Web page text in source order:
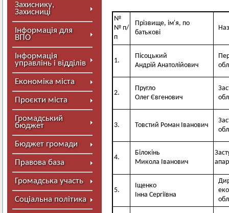
Захиснику,
Захисниці
Інформація для
ВПО
Інформація
управлінь і відділів
Економіка міста
Проєкти міста
Громадський
бюджет
Бюджет громади
Правова база
Громадська участь
Соціальна політика
№
№ п/
п
Прізвище, ім'я, по
батькові
1.
Пісоцький
Андрій Анатолійович
2.
Пругло
Олег Євгенович
3. Товстий Роман Іванович
4.
Білокінь
Микола Іванович
5.
Іщенко
Інна Сергіївна